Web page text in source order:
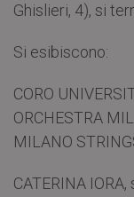
Ghislieri, 4), si
Si esibiscono:
CORO
ORCHESTRA
MILANO
CATERINA IORA,